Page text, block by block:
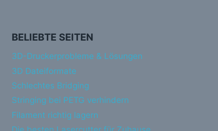
BELIEBTE SEITEN
3D-Druckerprobleme & Lösungen
3D Dateiformate
Schlechtes Bridging
Stringing bei PETG verhindern
Filament richtig lagern